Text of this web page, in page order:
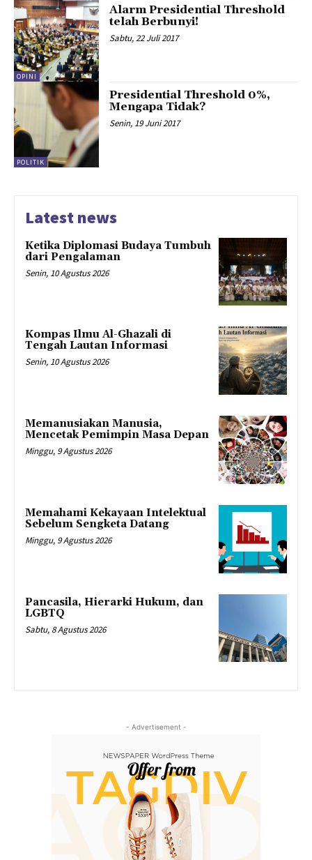
OPINI
Alarm Presidential Threshold
telah Berbunyi!
Sabtu, 22 Juli 2017
POLITIK
Presidential Threshold 0%,
Mengapa Tidak?
Senin, 19 Juni 2017
Latest news
Ketika Diplomasi Budaya Tumbuh
dari Pengalaman
Senin, 10 Agustus 2026
Kompas Ilmu Al-Ghazali di
Tengah Lautan Informasi
Senin, 10 Agustus 2026
Memanusiakan Manusia,
Mencetak Pemimpin Masa Depan
Minggu, 9 Agustus 2026
Memahami Kekayaan Intelektual
Sebelum Sengketa Datang
Minggu, 9 Agustus 2026
Pancasila, Hierarki Hukum, dan
LGBTQ
Sabtu, 8 Agustus 2026
- Advertisement -